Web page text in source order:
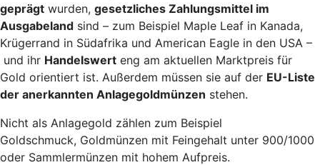
geprägt wurden, gesetzliches Zahlungsmittel im
Ausgabeland sind – zum Beispiel Maple Leaf in Kanada,
Krügerrand in Südafrika und American Eagle in den USA –
und ihr Handelswert eng am aktuellen Marktpreis für
Gold orientiert ist. Außerdem müssen sie auf der EU-Liste
der anerkannten Anlagegoldmünzen stehen.
Nicht als Anlagegold zählen zum Beispiel
Goldschmuck, Goldmünzen mit Feingehalt unter 900/1000
oder Sammlermünzen mit hohem Aufpreis.